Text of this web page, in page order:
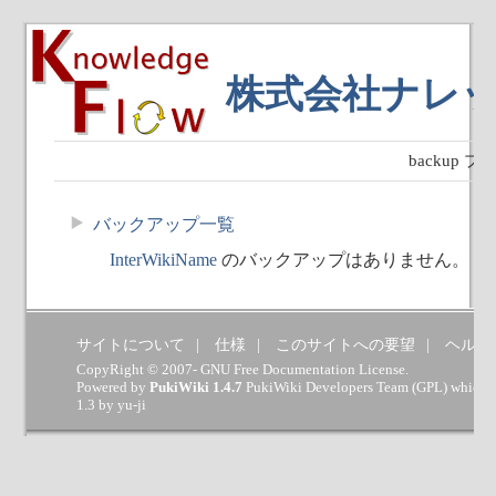
株式会社ナレ
backup プ
バックアップ一覧
InterWikiName のバックアップはありません。
サイトについて 仕様 このサイトへの要望 ヘルプ
CopyRight © 2007- GNU Free Documentation License.
Powered by PukiWiki 1.4.7 PukiWiki Developers Team (GPL) which
1.3 by yu-ji